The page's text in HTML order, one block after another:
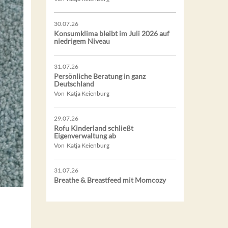
30.07.26
Konsumklima bleibt im Juli 2026 auf
niedrigem Niveau
31.07.26
Persönliche Beratung in ganz
Deutschland
Von Katja Keienburg
29.07.26
Rofu Kinderland schließt
Eigenverwaltung ab
Von Katja Keienburg
31.07.26
Breathe & Breastfeed mit Momcozy